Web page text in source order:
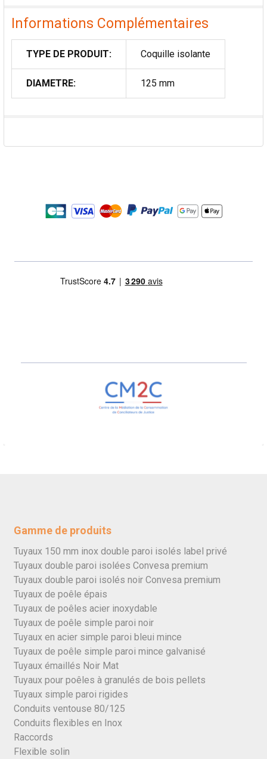
Informations Complémentaires
TYPE DE PRODUIT: Coquille isolante
DIAMETRE: 125 mm
Gamme de produits
Tuyaux 150 mm inox double paroi isolés label privé
Tuyaux double paroi isolées Convesa premium
Tuyaux double paroi isolés noir Convesa premium
Tuyaux de poêle épais
Tuyaux de poêles acier inoxydable
Tuyaux de poêle simple paroi noir
Tuyaux en acier simple paroi bleui mince
Tuyaux de poêle simple paroi mince galvanisé
Tuyaux émaillés Noir Mat
Tuyaux pour poêles à granulés de bois pellets
Tuyaux simple paroi rigides
Conduits ventouse 80/125
Conduits flexibles en Inox
Raccords
Flexible solin